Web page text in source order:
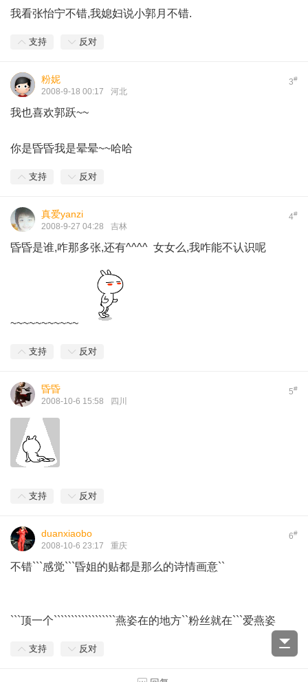
我看张怡宁不错,我媳妇说小郭月不错.
支持 反对
3#
粉妮
2008-9-18 00:17 河北
我也喜欢郭跃~~
你是昏昏我是晕晕~~哈哈
支持 反对
4#
真爱yanzi
2008-9-27 04:28 吉林
昏昏是谁,咋那多张,还有^^^^ 女女么,我咋能不认识呢
~~~~~~~~~~~
支持 反对
5#
昏昏
2008-10-6 15:58 四川
支持 反对
6#
duanxiaobo
2008-10-6 23:17 重庆
不错```感觉```昏姐的贴都是那么的诗情画意``
```顶一个``````````````````燕姿在的地方``粉丝就在```爱燕姿
支持 反对